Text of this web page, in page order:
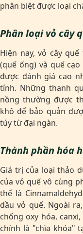
phân biệt được loại
Phân loại vỏ cây
Hiện nay, vỏ cây
(quế ống) và quế
được đánh giá cao
tính. Những thanh
nồng thường được
khô để bảo quản
túy từ đại ngàn.
Thành phần hóa
Giá trị của loại thảo
của vỏ quế vô cùng
thế là
dầu vỏ quế. Ngoài
chống oxy hóa,
chính là "chìa khóa"